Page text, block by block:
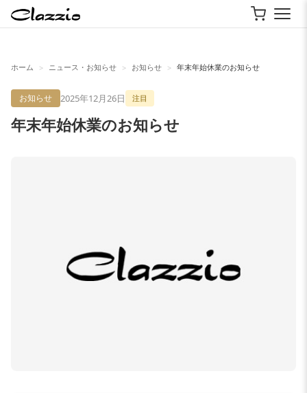
ホーム > ニュース・お知らせ > お知らせ > 年末年始休業のお知らせ
お知らせ 2025年12月26日 注目
年末年始休業のお知らせ